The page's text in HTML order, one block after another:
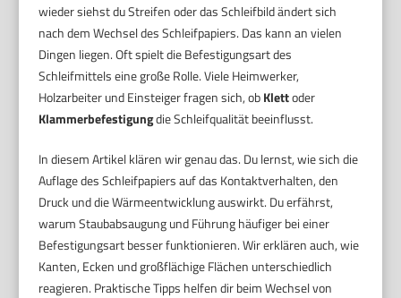
wieder siehst du Streifen oder das Schleifbild ändert sich
nach dem Wechsel des Schleifpapiers. Das kann an vielen
Dingen liegen. Oft spielt die Befestigungsart des
Schleifmittels eine große Rolle. Viele Heimwerker,
Holzarbeiter und Einsteiger fragen sich, obKlettoder
Klammerbefestigungdie Schleifqualität beeinflusst.
In diesem Artikel klären wir genau das. Du lernst, wie sich die
Auflage des Schleifpapiers auf das Kontaktverhalten, den
Druck und die Wärmeentwicklung auswirkt. Du erfährst,
warum Staubabsaugung und Führung häufiger bei einer
Befestigungsart besser funktionieren. Wir erklären auch, wie
Kanten, Ecken und großflächige Flächen unterschiedlich
reagieren. Praktische Tipps helfen dir beim Wechsel von